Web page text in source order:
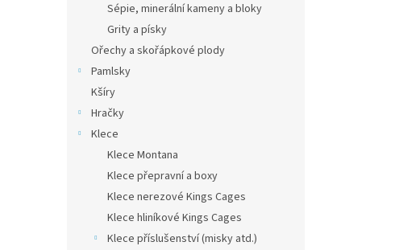
Sépie, minerální kameny a bloky
Grity a písky
Ořechy a skořápkové plody
Pamlsky
Kšíry
Hračky
Klece
Klece Montana
Klece přepravní a boxy
Klece nerezové Kings Cages
Klece hliníkové Kings Cages
Klece příslušenství (misky atd.)